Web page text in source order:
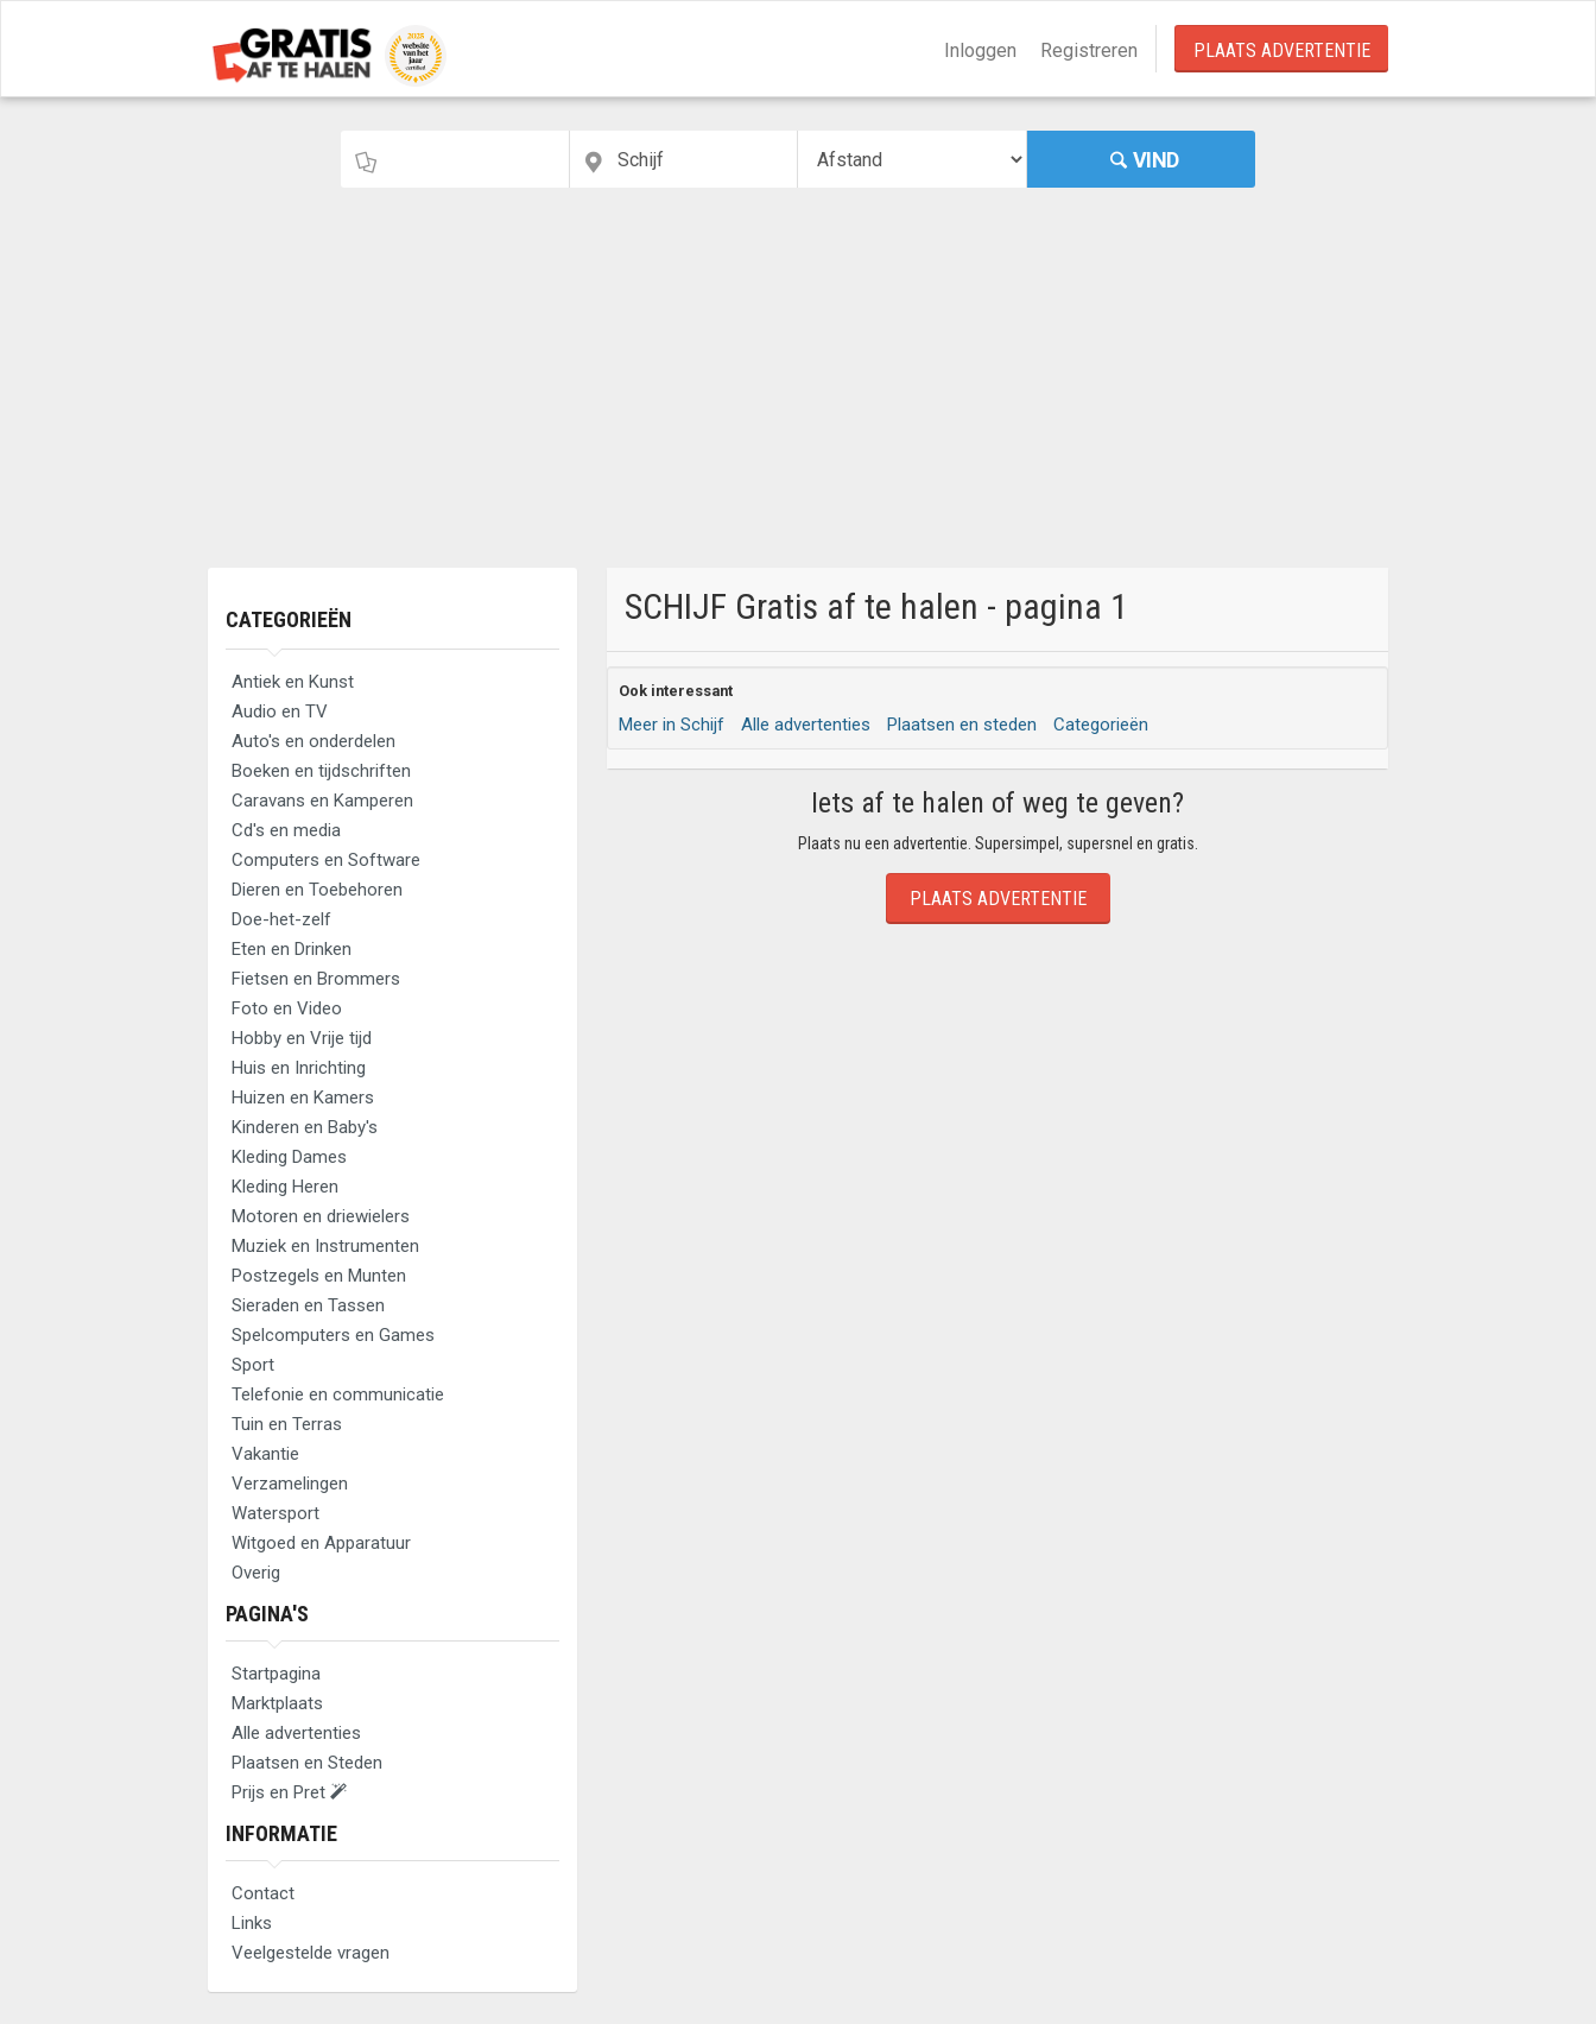
Inloggen Registreren PLAATS ADVERTENTIE
VIND
CATEGORIEËN
Antiek en Kunst
Audio en TV
Auto's en onderdelen
Boeken en tijdschriften
Caravans en Kamperen
Cd's en media
Computers en Software
Dieren en Toebehoren
Doe-het-zelf
Eten en Drinken
Fietsen en Brommers
Foto en Video
Hobby en Vrije tijd
Huis en Inrichting
Huizen en Kamers
Kinderen en Baby's
Kleding Dames
Kleding Heren
Motoren en driewielers
Muziek en Instrumenten
Postzegels en Munten
Sieraden en Tassen
Spelcomputers en Games
Sport
Telefonie en communicatie
Tuin en Terras
Vakantie
Verzamelingen
Watersport
Witgoed en Apparatuur
Overig
PAGINA'S
Startpagina
Marktplaats
Alle advertenties
Plaatsen en Steden
Prijs en Pret
INFORMATIE
Contact
Links
Veelgestelde vragen
SCHIJF Gratis af te halen - pagina 1
Ook interessant
Meer in Schijf Alle advertenties Plaatsen en steden Categorieën
Iets af te halen of weg te geven?
Plaats nu een advertentie. Supersimpel, supersnel en gratis.
PLAATS ADVERTENTIE